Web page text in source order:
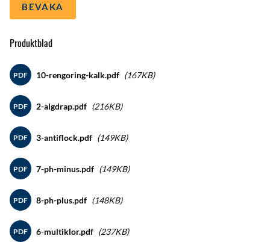
BEVAKA
Produktblad
PDF 10-rengoring-kalk.pdf 167KB
PDF 2-algdrap.pdf 216KB
PDF 3-antiflock.pdf 149KB
PDF 7-ph-minus.pdf 149KB
PDF 8-ph-plus.pdf 148KB
PDF 6-multiklor.pdf 237KB